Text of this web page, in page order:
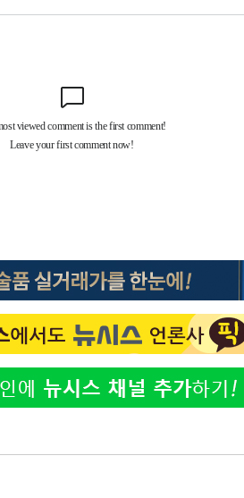
수요 선제 대
입단
40도
본부장 기소
구협회
공대 교수…이
징계 절차 개시
총액
기소